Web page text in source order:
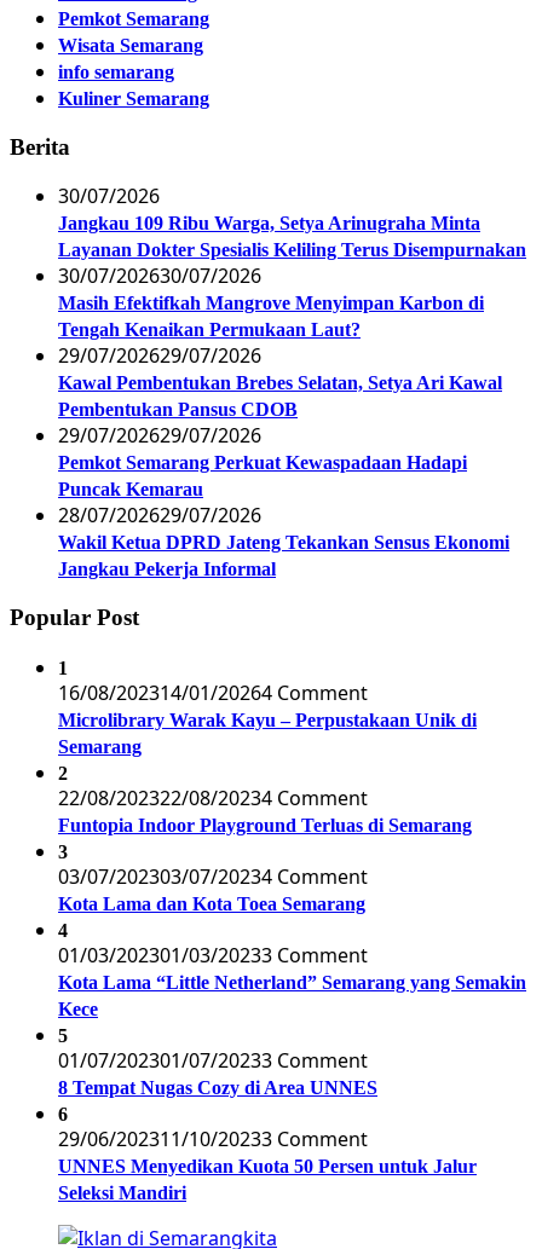
Pemkot Semarang
Wisata Semarang
info semarang
Kuliner Semarang
Berita
30/07/2026
Jangkau 109 Ribu Warga, Setya Arinugraha Minta
Layanan Dokter Spesialis Keliling Terus Disempurnakan
30/07/202630/07/2026
Masih Efektifkah Mangrove Menyimpan Karbon di
Tengah Kenaikan Permukaan Laut?
29/07/202629/07/2026
Kawal Pembentukan Brebes Selatan, Setya Ari Kawal
Pembentukan Pansus CDOB
29/07/202629/07/2026
Pemkot Semarang Perkuat Kewaspadaan Hadapi
Puncak Kemarau
28/07/202629/07/2026
Wakil Ketua DPRD Jateng Tekankan Sensus Ekonomi
Jangkau Pekerja Informal
Popular Post
1
16/08/202314/01/20264 Comment
Microlibrary Warak Kayu – Perpustakaan Unik di
Semarang
2
22/08/202322/08/20234 Comment
Funtopia Indoor Playground Terluas di Semarang
3
03/07/202303/07/20234 Comment
Kota Lama dan Kota Toea Semarang
4
01/03/202301/03/20233 Comment
Kota Lama “Little Netherland” Semarang yang Semakin
Kece
5
01/07/202301/07/20233 Comment
8 Tempat Nugas Cozy di Area UNNES
6
29/06/202311/10/20233 Comment
UNNES Menyedikan Kuota 50 Persen untuk Jalur
Seleksi Mandiri